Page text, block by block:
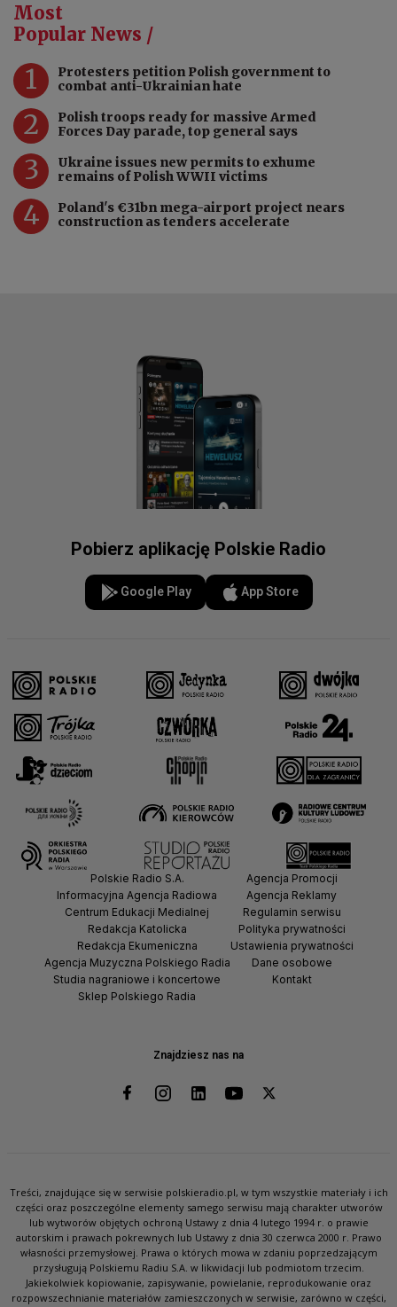
Most
Popular News /
1
Protesters petition Polish government to
combat anti-Ukrainian hate
2
Polish troops ready for massive Armed
Forces Day parade, top general says
3
Ukraine issues new permits to exhume
remains of Polish WWII victims
4
Poland's €31bn mega-airport project nears
construction as tenders accelerate
Pobierz aplikację Polskie Radio
Google Play App Store
Znajdziesz nas na
Polskie Radio S.A.
Informacyjna Agencja Radiowa
Centrum Edukacji Medialnej
Redakcja Katolicka
Redakcja Ekumeniczna
Agencja Muzyczna Polskiego Radia
Studia nagraniowe i koncertowe
Sklep Polskiego Radia
Agencja Promocji
Agencja Reklamy
Regulamin serwisu
Polityka prywatności
Ustawienia prywatności
Dane osobowe
Kontakt
Treści, znajdujące się w serwisie polskieradio.pl, w tym wszystkie materiały i ich
części oraz poszczególne elementy samego serwisu mają charakter utworów
lub wytworów objętych ochroną Ustawy z dnia 4 lutego 1994 r. o prawie
autorskim i prawach pokrewnych lub Ustawy z dnia 30 czerwca 2000 r. Prawo
własności przemysłowej. Prawa o których mowa w zdaniu poprzedzającym
przysługują Polskiemu Radiu S.A. w likwidacji lub podmiotom trzecim.
Jakiekolwiek kopiowanie, zapisywanie, powielanie, reprodukowanie oraz
rozpowszechnianie materiałów zamieszczonych w serwisie, zarówno w części,